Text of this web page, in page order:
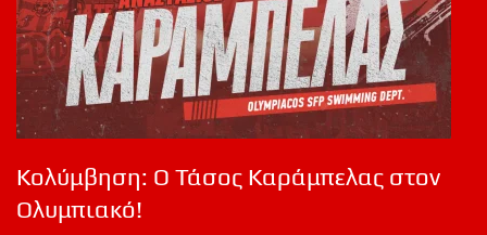
Κολύμβηση: Ο Τάσος Καράμπελας στον
Ολυμπιακό!